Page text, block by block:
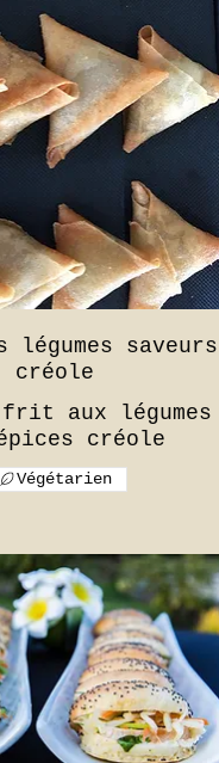
légumes saveurs
créole
aux légumes
Végétarien